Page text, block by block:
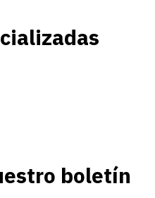
boletín